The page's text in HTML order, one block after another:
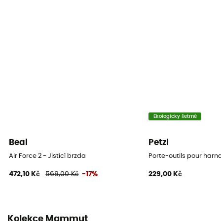
Beal
Air Force 2 - Jistící brzda
472,10 Kč 569,00 Kč -17%
Ekologicky šetrné
Petzl
Porte-outils pour
229,00 Kč
Kolekce Mammut